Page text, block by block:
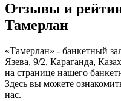
Отзывы и
Тамерлан
«Тамерлан» - банкетный
Язева, 9/2, Караганда,
на странице нашего
Здесь вы можете
нас.